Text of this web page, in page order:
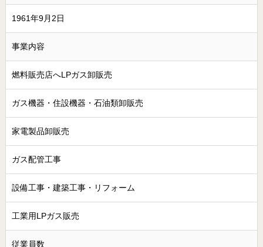
1961年9月2日
事業内容
燃料販売店へLPガス卸販売
ガス機器・住設機器・石油類卸販売
家電製品卸販売
ガス配管工事
設備工事・建築工事・リフォーム
工業用LPガス販売
従業員数